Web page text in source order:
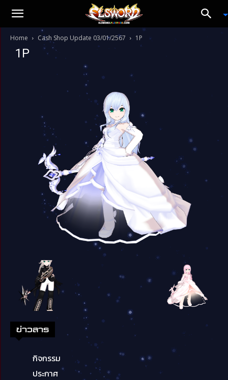
Home Cash Shop Update 03/01/2567 1P
1P
ข่าวสาร
กิจกรรม
ประกาศ